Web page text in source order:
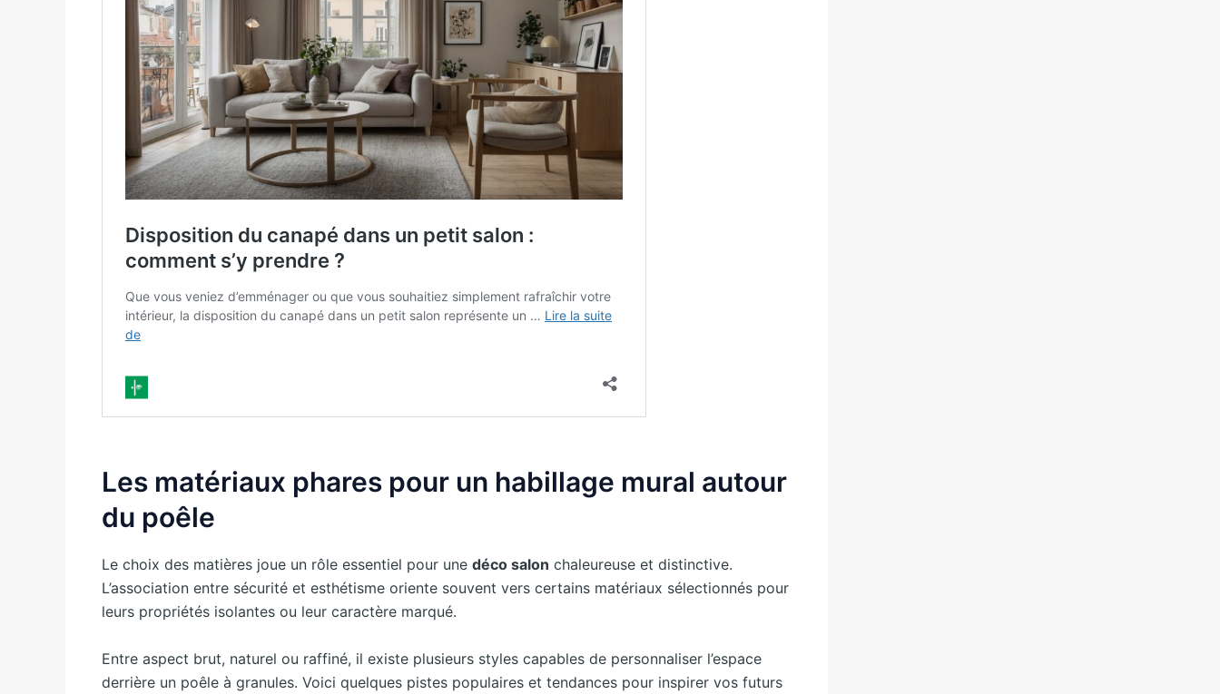
Les matériaux phares pour un habillage mural autour
du poêle
Le choix des matières joue un rôle essentiel pour une déco salon chaleureuse et distinctive.
L’association entre sécurité et esthétisme oriente souvent vers certains matériaux sélectionnés pour
leurs propriétés isolantes ou leur caractère marqué.
Entre aspect brut, naturel ou raffiné, il existe plusieurs styles capables de personnaliser l’espace
derrière un poêle à granules. Voici quelques pistes populaires et tendances pour inspirer vos futurs